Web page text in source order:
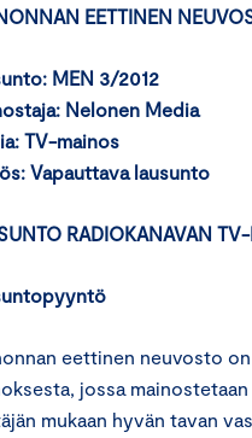
EETTINEN
MEN 3/2012
Nelonen Media
TV-mainos
Vapauttava lausunto
RADIOKANAVAN
eettinen neuvosto
jossa
mukaan hyvän tavan